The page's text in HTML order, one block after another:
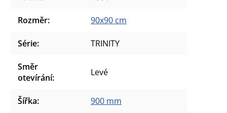
Rozměr: 90x90 cm
Série: TRINITY
Směr
otevírání: Levé
Šířka: 900 mm